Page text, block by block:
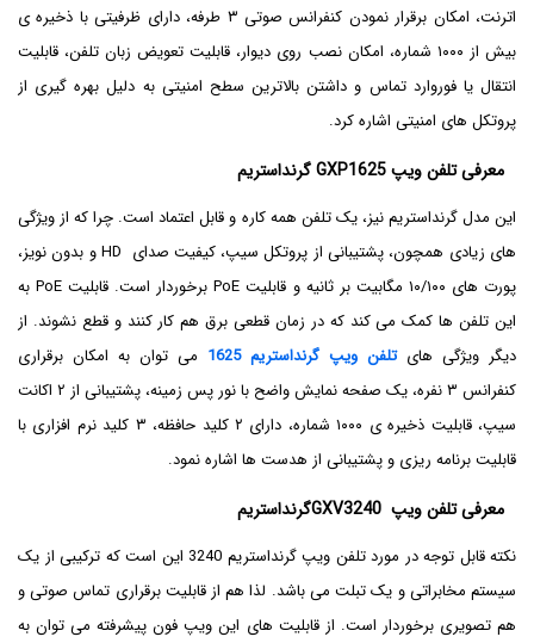
اترنت، امکان برقرار نمودن کنفرانس صوتی ۳ طرفه، دارای ظرفیتی با ذخیره ی
بیش از ۱۰۰۰ شماره، امکان نصب روی دیوار، قابلیت تعویض زبان تلفن، قابلیت
انتقال یا فوروارد تماس و داشتن بالاترین سطح امنیتی به دلیل بهره گیری از
پروتکل های امنیتی اشاره کرد.
معرفی تلفن ویپ GXP1625 گرنداستریم
این مدل گرنداستریم نیز، یک تلفن همه کاره و قابل اعتماد است. چرا که از ویژگی
های زیادی همچون، پشتیبانی از پروتکل سیپ، کیفیت صدای HD و بدون نویز،
پورت ‌های ۱۰/۱۰۰ مگابیت بر ثانیه و قابلیت PoE برخوردار است. قابلیت PoE به
این تلفن ها کمک می کند که در زمان قطعی برق هم کار کنند و قطع نشوند. از
دیگر ویژگی هایتلفن ویپ گرنداستریم 1625
می توان به امکان برقراری
کنفرانس ۳ نفره، یک صفحه نمایش واضح با نور پس زمینه، پشتیبانی از ۲ اکانت
سیپ، قابلیت ذخیره ی ۱۰۰۰ شماره، دارای ۲ کلید حافظه، ۳ کلید نرم افزاری با
قابلیت برنامه ریزی و پشتیبانی از هدست ها اشاره نمود.
معرفی تلفن ویپ GXV3240گرنداستریم
نکته قابل توجه در مورد تلفن ویپ گرنداستریم 3240 این است که ترکیبی از یک
سیستم مخابراتی و یک تبلت می باشد. لذا هم از قابلیت برقراری تماس صوتی و
هم تصویری برخوردار است. از قابلیت های این ویپ فون پیشرفته می توان به